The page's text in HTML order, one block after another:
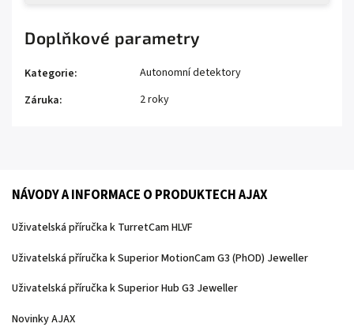
Doplňkové parametry
Kategorie:
Autonomní detektory
Záruka: 2 roky
NÁVODY A INFORMACE O PRODUKTECH AJAX
Uživatelská příručka k TurretCam HLVF
Uživatelská příručka k Superior MotionCam G3 (PhOD) Jeweller
Uživatelská příručka k Superior Hub G3 Jeweller
Novinky AJAX